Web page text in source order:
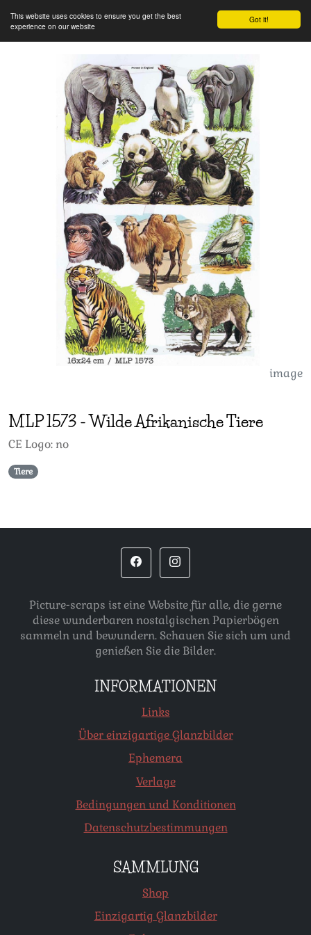
Got it!
This website uses cookies to ensure you get the best
experience on our website
image
MLP1573 -Wilde Afrikanische Tiere
CE Logo: no
Tiere
Picture-scraps ist eine Website für alle, die gerne
diese wunderbaren nostalgischen Papierbögen
sammeln und bewundern. Schauen Sie sich um und
genießen Sie die Bilder.
INFORMATIONEN
Links
Über einzigartige Glanzbilder
Ephemera
Verlage
Bedingungen und Konditionen
Datenschutzbestimmungen
SAMMLUNG
Shop
Einzigartig Glanzbilder